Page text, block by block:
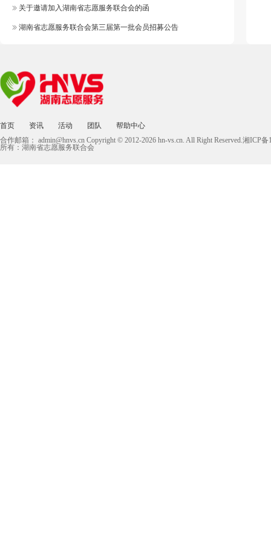
关于邀请加入湖南省志愿服务联合会的函
湖南省志愿服务联合会第三届第一批会员招募公告
首页 资讯 活动 团队
帮助中心
合作邮箱： admin@hnvs.cn Copyright © 2012-2026 hn-vs.cn. All Right Reserved.湘ICP
所有：湖南省志愿服务联合会